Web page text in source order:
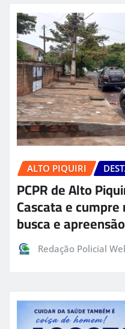
ALTO PIQUIRI
PCPR de Alto
Cascata e
busca e apreensão
Redação Policial